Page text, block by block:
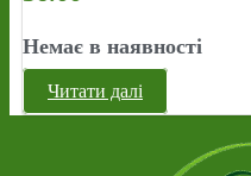
Немає в наявності
Читати далі